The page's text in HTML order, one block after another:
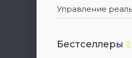
Управление
Бестселлеры